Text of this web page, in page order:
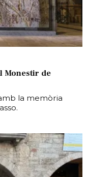
Monestir de
la memòria